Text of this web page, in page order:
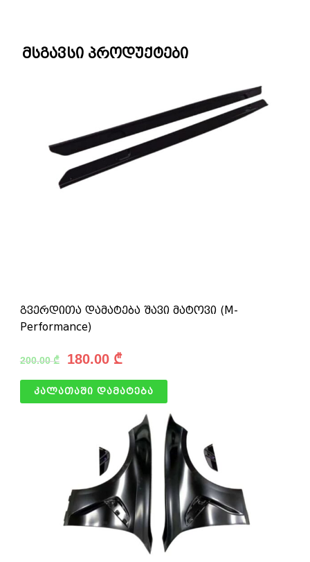
მსგავსი პროდუქტები
გვერდითა დამატება შავი მატოვი (M-
Performance)
200.00₾ 180.00 ₾
კალათაში დამატება